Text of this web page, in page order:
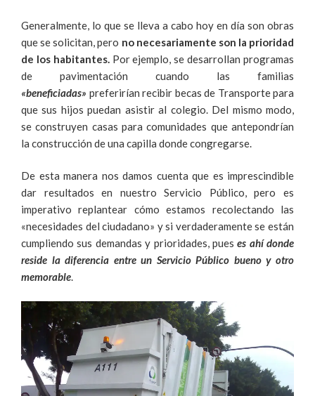
Generalmente, lo que se lleva a cabo hoy en día son obras
que se solicitan, pero no necesariamente son la prioridad
de los habitantes.Por ejemplo, se desarrollan programas
de pavimentación cuando las familias
«beneficiadas» preferirían recibir becas de Transporte para
que sus hijos puedan asistir al colegio. Del mismo modo,
se construyen casas para comunidades que antepondrían
la construcción de una capilla donde congregarse.
De esta manera nos damos cuenta que es imprescindible
dar resultados en nuestro Servicio Público, pero es
imperativo replantear cómo estamos recolectando las
«necesidades del ciudadano» y si verdaderamente se están
cumpliendo sus demandas y prioridades, pueses ahí donde
reside la diferencia entre un Servicio Público bueno y otro
memorable.